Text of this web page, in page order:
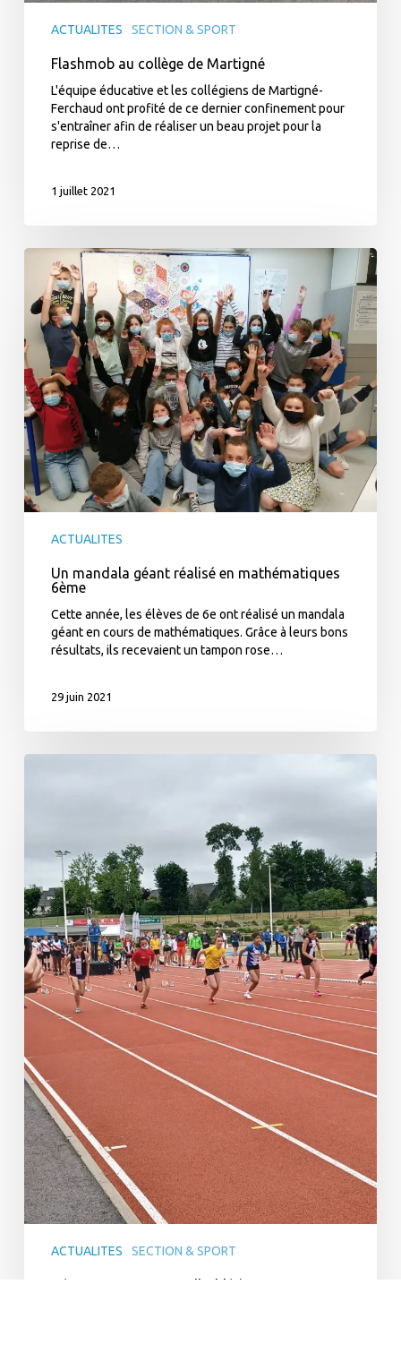
ACTUALITES SECTION & SPORT
Flashmob au collège de Martigné
L'équipe éducative et les collégiens de Martigné-
Ferchaud ont profité de ce dernier confinement pour
s'entraîner afin de réaliser un beau projet pour la
reprise de…
1 juillet 2021
mandala
géant
réalisé
mathématiques
6ème
ACTUALITES
Un mandala géant réalisé en mathématiques
6ème
Cette année, les élèves de 6e ont réalisé un mandala
géant en cours de mathématiques. Grâce à leurs bons
résultats, ils recevaient un tampon rose…
29 juin 2021
ACTUALITES SECTION & SPORT
Départementaux FFA d’athlétisme